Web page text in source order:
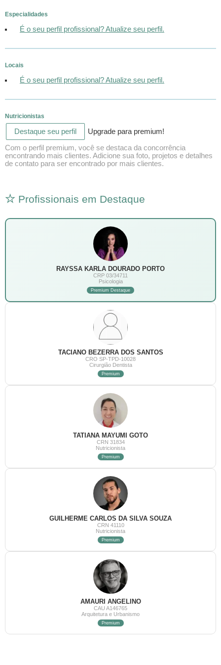
Especialidades
É o seu perfil profissional? Atualize seu perfil.
Locais
É o seu perfil profissional? Atualize seu perfil.
Nutricionistas
Destaque seu perfil Upgrade para premium!
Com o perfil premium, você se destaca da concorrência
encontrando mais clientes. Adicione sua foto, projetos e detalhes
de contato para ser encontrado por mais clientes.
Profissionais em Destaque
RAYSSA KARLA DOURADO PORTO
CRP 03/34711
Psicologia
Premium Destaque
TACIANO BEZERRA DOS SANTOS
CRO SP-TPD-10028
Cirurgião Dentista
Premium
TATIANA MAYUMI GOTO
CRN 31834
Nutricionista
Premium
GUILHERME CARLOS DA SILVA SOUZA
CRN 41110
Nutricionista
Premium
AMAURI ANGELINO
CAU A146765
Arquitetura e Urbanismo
Premium